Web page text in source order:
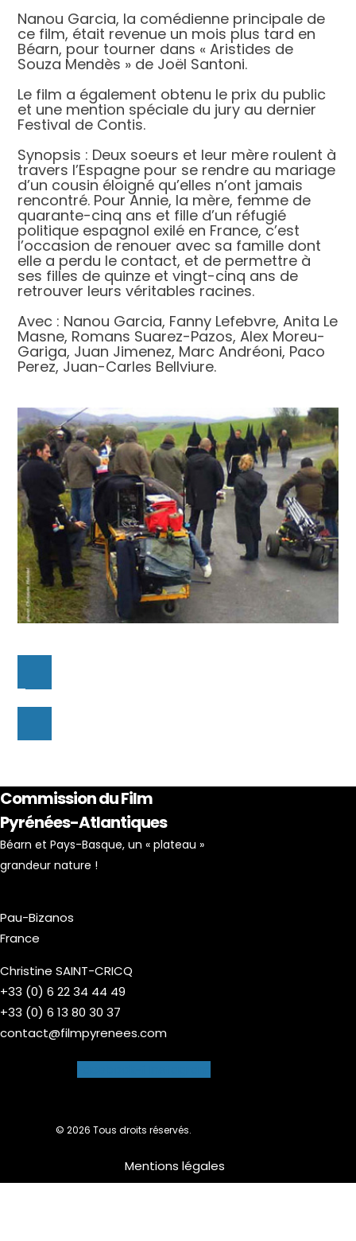
Nanou Garcia, la comédienne principale de
ce film, était revenue un mois plus tard en
Béarn, pour tourner dans « Aristides de
Souza Mendès » de Joël Santoni.
Le film a également obtenu le prix du public
et une mention spéciale du jury au dernier
Festival de Contis.
Synopsis : Deux soeurs et leur mère roulent à
travers l’Espagne pour se rendre au mariage
d’un cousin éloigné qu’elles n’ont jamais
rencontré. Pour Annie, la mère, femme de
quarante-cinq ans et fille d’un réfugié
politique espagnol exilé en France, c’est
l’occasion de renouer avec sa famille dont
elle a perdu le contact, et de permettre à
ses filles de quinze et vingt-cinq ans de
retrouver leurs véritables racines.
Avec : Nanou Garcia, Fanny Lefebvre, Anita Le
Masne, Romans Suarez-Pazos, Alex Moreu-
Gariga, Juan Jimenez, Marc Andréoni, Paco
Perez, Juan-Carles Bellviure.
Commission du Film
Pyrénées-Atlantiques
Béarn et Pays-Basque, un « plateau »
grandeur nature !
Pau-Bizanos
France
Christine SAINT-CRICQ
+33 (0) 6 22 34 44 49
+33 (0) 6 13 80 30 37
contact@filmpyrenees.com
© 2026 Tous droits réservés.
Mentions légales